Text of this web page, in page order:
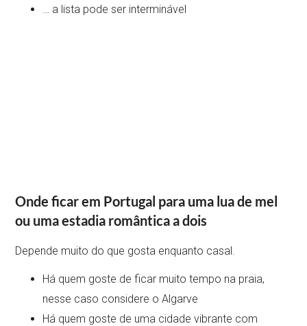
… a lista pode ser interminável
Onde ficar em Portugal para uma lua de mel
ou uma estadia romântica a dois
Depende muito do que gosta enquanto casal.
Há quem goste de ficar muito tempo na praia,
nesse caso considere o Algarve
Há quem goste de uma cidade vibrante com